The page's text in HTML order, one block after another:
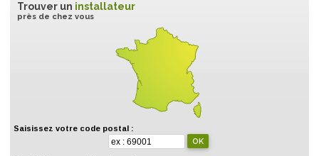
Trouver un installateur
près de chez vous
Saisissez votre code postal :